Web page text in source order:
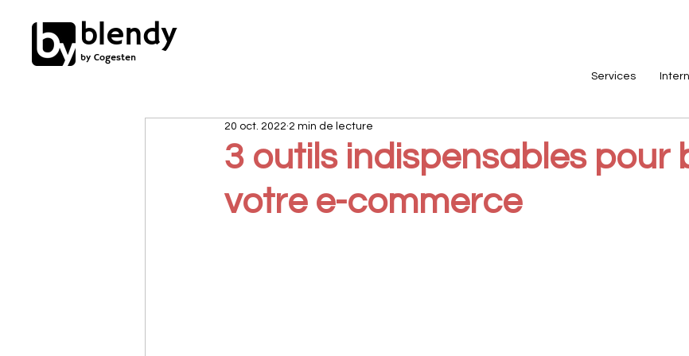
blendy
by Cogesten
Services
3 outils indispensables pour
votre e-commerce
20 oct. 2022 2 min de lecture